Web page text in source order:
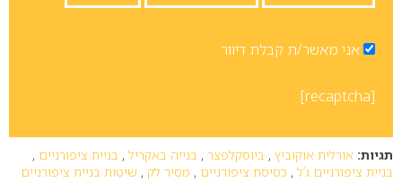
אני מאשר/ת קבלת דיוור
[recaptcha]
תגיות: אורלית אוקוביץ , ביוסקלפצר , בנייה באקריל , בניית ציפורניים ,
בניית ציפורניים ג’ל , כסיסת ציפורניים , מסיר לק , שיטות בניית ציפורניים